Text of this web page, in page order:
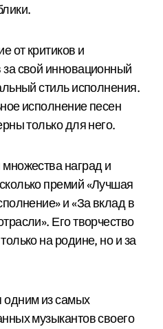
от критиков и
свой инновационный
стиль исполнения.
исполнение песен
только для него.
наград и
премий «Лучшая
и «За вклад в
Его творчество
на родине, но и за
одним из самых
музыкантов своего